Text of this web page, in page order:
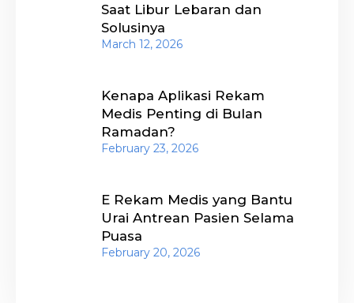
Saat Libur Lebaran dan
Solusinya
March 12, 2026
Kenapa Aplikasi Rekam
Medis Penting di Bulan
Ramadan?
February 23, 2026
E Rekam Medis yang Bantu
Urai Antrean Pasien Selama
Puasa
February 20, 2026